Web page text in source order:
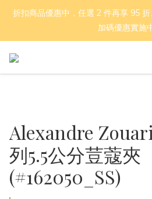
好評再延長！夏日年中慶 part II｜
折，滿五件享7
折扣商品優惠中，任選 2 件再享 95
加碼優惠實施
基本款、彩色款與金爪抓夾，任
Alexandre
列5.5公分荳蔻夾
(#162050_SS)